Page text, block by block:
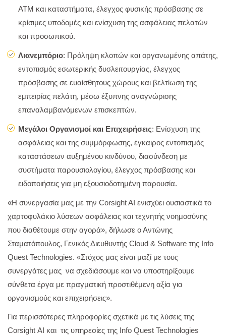
ΑΤΜ και καταστήματα, έλεγχος φυσικής πρόσβασης σε
κρίσιμες υποδομές και ενίσχυση της ασφάλειας πελατών
και προσωπικού.
Λιανεμπόριο: Πρόληψη κλοπών και οργανωμένης απάτης,
εντοπισμός εσωτερικής δυσλειτουργίας, έλεγχος
πρόσβασης σε ευαίσθητους χώρους και βελτίωση της
εμπειρίας πελάτη, μέσω έξυπνης αναγνώρισης
επαναλαμβανόμενων επισκεπτών.
Μεγάλοι Οργανισμοί και Επιχειρήσεις: Ενίσχυση της
ασφάλειας και της συμμόρφωσης, έγκαιρος εντοπισμός
καταστάσεων αυξημένου κινδύνου, διασύνδεση με
συστήματα παρουσιολογίου, έλεγχος πρόσβασης και
ειδοποιήσεις για μη εξουσιοδοτημένη παρουσία.
«Η συνεργασία μας με την Corsight AI ενισχύει ουσιαστικά το
χαρτοφυλάκιο λύσεων ασφάλειας και τεχνητής νοημοσύνης
που διαθέτουμε στην αγορά», δήλωσε ο Αντώνης
Σταματόπουλος, Γενικός Διευθυντής Cloud & Software της Info
Quest Technologies. «Στόχος μας είναι μαζί με τους
συνεργάτες μας να σχεδιάσουμε και να υποστηρίξουμε
σύνθετα έργα με πραγματική προστιθέμενη αξία για
οργανισμούς και επιχειρήσεις».
Για περισσότερες πληροφορίες σχετικά με τις λύσεις της
Corsight AI και τις υπηρεσίες της Info Quest Technologies